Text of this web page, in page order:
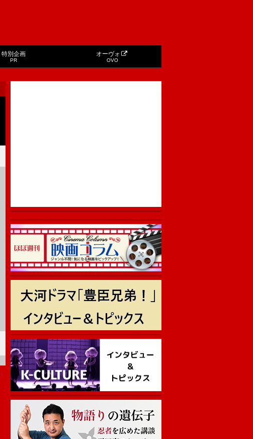
特別企画
PR
オーヴォ
OVO